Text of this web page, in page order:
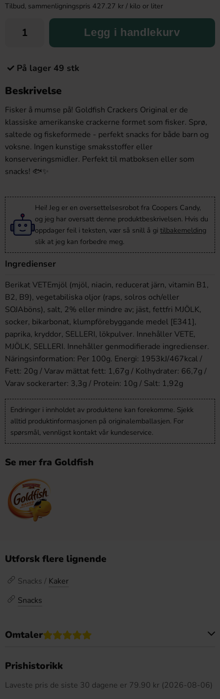
Tilbud, sammenligningspris 427.27 kr / kilo or liter
Legg i handlekurv
På lager 49 stk
Beskrivelse
Fisker å mumse på! Goldfish Crackers Original er de
klassiske amerikanske crackerne formet som fisker. Sprø,
saltede og fiskeformede - perfekt snacks for både barn og
voksne. Ingen kunstige smaksstoffer eller
konserveringsmidler. Perfekt til matboksen eller som
snacks! 🐟✨
Hei! Jeg er en oversettelsesrobot fra Coopers Candy,
og jeg har oversatt denne produktbeskrivelsen. Hvis du
oppdager feil i teksten, vær så snill å gi tilbakemelding
slik at jeg kan forbedre meg.
Ingredienser
Berikat VETEmjöl (mjöl, niacin, reducerat järn, vitamin B1,
B2, B9), vegetabiliska oljor (raps, solros och/eller
SOJAböns), salt, 2% eller mindre av; jäst, fettfri MJÖLK,
socker, bikarbonat, klumpförebyggande medel [E341],
paprika, kryddor, SELLERI, lökpulver. Innehåller VETE,
MJÖLK, SELLERI. Innehåller genmodifierade ingredienser.
Näringsinformation: Per 100g. Energi: 1953kJ/467kcal /
Fett: 20g / Varav mättat fett: 1,67g / Kolhydrater: 66,7g /
Varav sockerarter: 3,3g / Protein: 10g / Salt: 1,92g
Endringer i innholdet av produktene kan forekomme. Sjekk
alltid produktinformasjonen på originalemballasjen. For
spørsmål, vennligst kontakt vår kundeservice.
Se mer fra Goldfish
Utforsk flere lignende
Snacks / Kaker
Snacks
Omtaler
Prishistorikk
Laveste pris de siste 30 dagene er 79.90 kr (2026-08-06)